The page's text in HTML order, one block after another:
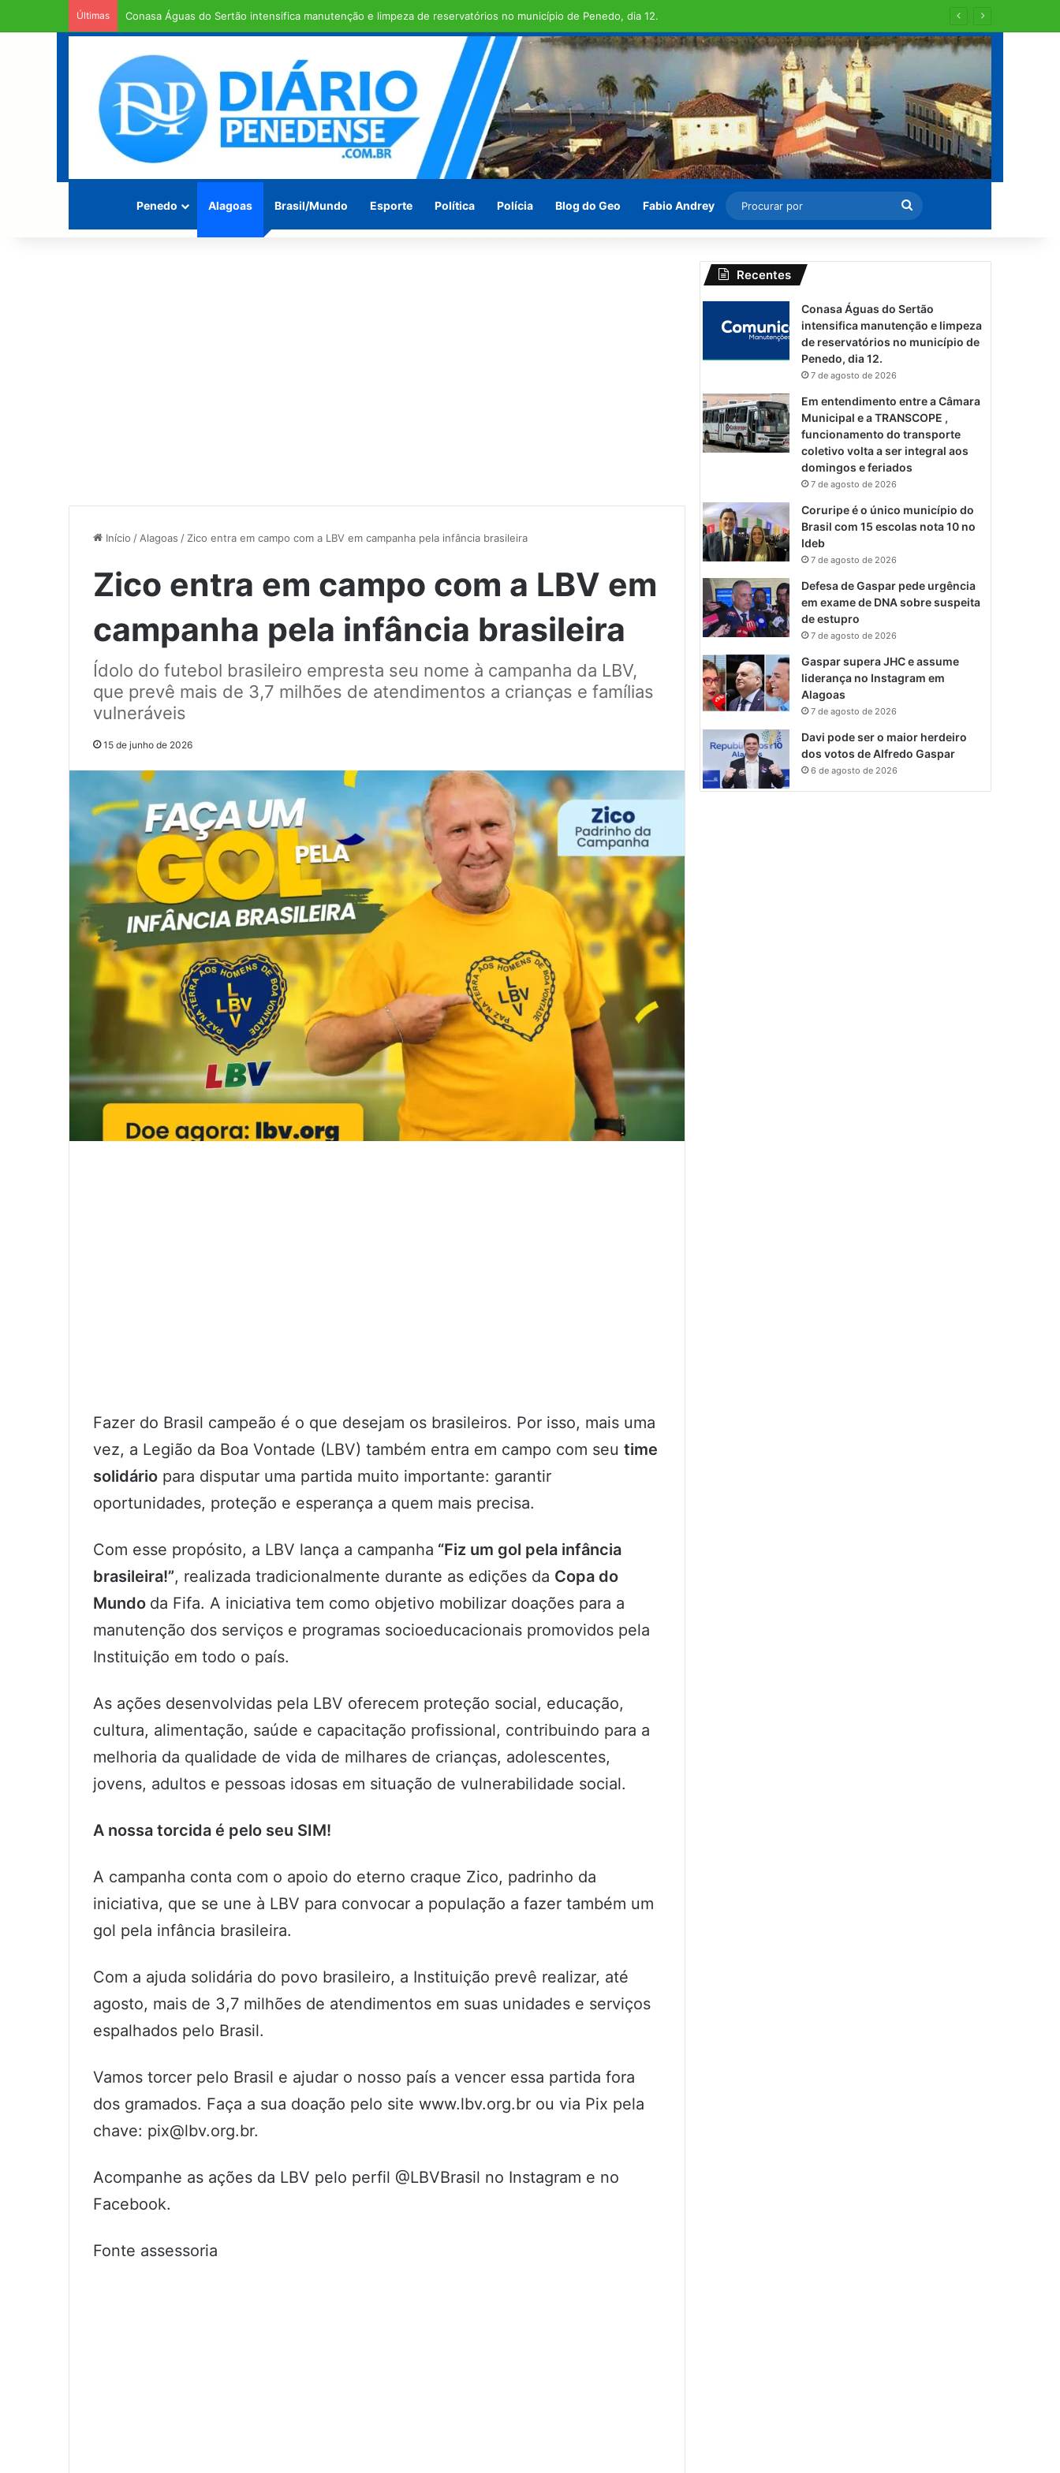
Últimas Em entendimento entre a Câmara Municipal e a TRANSCOPE , funcionamento do transporte coletivo volta a ser integral aos domingos e feriados
Penedo Alagoas Brasil/Mundo Esporte Política Polícia Blog do Geo Fabio Andrey
Procurar
por
Início / Alagoas / Zico entra em campo com a LBV em campanha pela infância brasileira
Zico entra em campo com a LBV em
campanha pela infância brasileira
Ídolo do futebol brasileiro empresta seu nome à campanha da LBV,
que prevê mais de 3,7 milhões de atendimentos a crianças e famílias
vulneráveis
15 de junho de 2026
Fazer do Brasil campeão é o que desejam os brasileiros. Por isso, mais uma
vez, a Legião da Boa Vontade (LBV) também entra em campo com seu time
solidário para disputar uma partida muito importante: garantir
oportunidades, proteção e esperança a quem mais precisa.
Com esse propósito, a LBV lança a campanha “Fiz um gol pela infância
brasileira!”, realizada tradicionalmente durante as edições da Copa do
Mundo da Fifa. A iniciativa tem como objetivo mobilizar doações para a
manutenção dos serviços e programas socioeducacionais promovidos pela
Instituição em todo o país.
As ações desenvolvidas pela LBV oferecem proteção social, educação,
cultura, alimentação, saúde e capacitação profissional, contribuindo para a
melhoria da qualidade de vida de milhares de crianças, adolescentes,
jovens, adultos e pessoas idosas em situação de vulnerabilidade social.
A nossa torcida é pelo seu SIM!
A campanha conta com o apoio do eterno craque Zico, padrinho da
iniciativa, que se une à LBV para convocar a população a fazer também um
gol pela infância brasileira.
Com a ajuda solidária do povo brasileiro, a Instituição prevê realizar, até
agosto, mais de 3,7 milhões de atendimentos em suas unidades e serviços
espalhados pelo Brasil.
Vamos torcer pelo Brasil e ajudar o nosso país a vencer essa partida fora
dos gramados. Faça a sua doação pelo site www.lbv.org.br ou via Pix pela
chave: pix@lbv.org.br.
Acompanhe as ações da LBV pelo perfil @LBVBrasil no Instagram e no
Facebook.
Fonte assessoria
Recentes
Conasa Águas do Sertão
intensifica manutenção e limpeza
de reservatórios no município de
Penedo, dia 12.
7 de agosto de 2026
Em entendimento entre a Câmara
Municipal e a TRANSCOPE ,
funcionamento do transporte
coletivo volta a ser integral aos
domingos e feriados
7 de agosto de 2026
Coruripe é o único município do
Brasil com 15 escolas nota 10 no
Ideb
7 de agosto de 2026
Defesa de Gaspar pede urgência
em exame de DNA sobre suspeita
de estupro
7 de agosto de 2026
Gaspar supera JHC e assume
liderança no Instagram em
Alagoas
7 de agosto de 2026
Davi pode ser o maior herdeiro
dos votos de Alfredo Gaspar
6 de agosto de 2026